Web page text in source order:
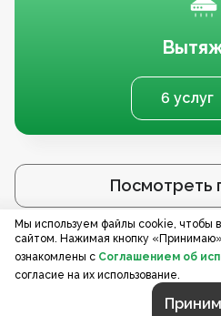
6 услуг
Посмотреть
Услуги по
Мы используем файлы cookie, чтобы
сайтом. Нажимая кнопку
ознакомлены с Соглашением об
согласие на их использование.